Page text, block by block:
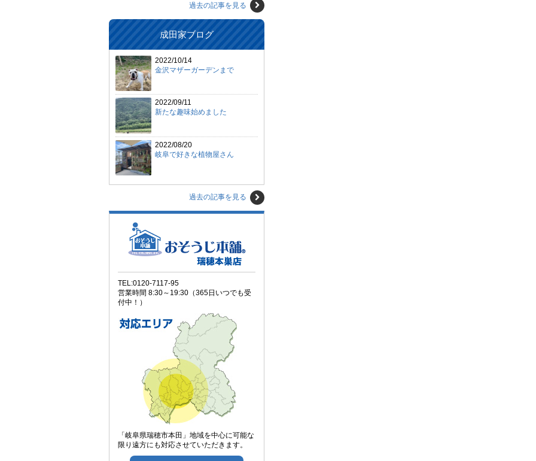
過去の記事を見る
成田家ブログ
2022/10/14
金沢マザーガーデンまで
2022/09/11
新たな趣味始めました
2022/08/20
岐阜で好きな植物屋さん
過去の記事を見る
TEL:0120-7117-95
営業時間 8:30～19:30（365日いつでも受
付中！）
「岐阜県瑞穂市本田」地域を中心に可能な
限り遠方にも対応させていただきます。